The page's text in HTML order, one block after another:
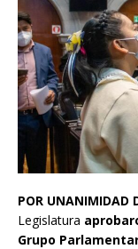
POR UNANIMIDAD
Legislatura
Grupo